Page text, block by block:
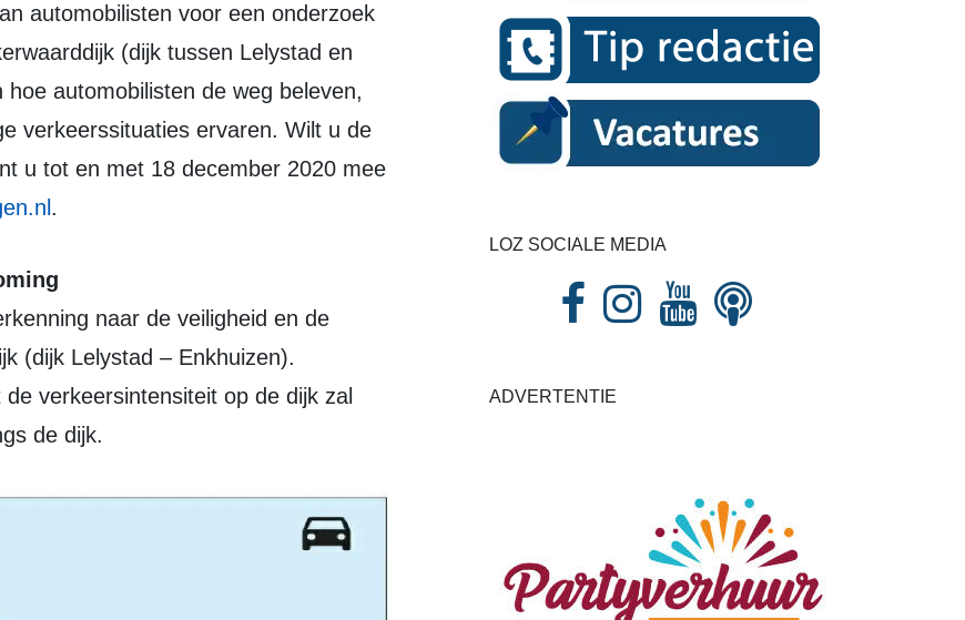
(dijk tussen Lelystad en
automobilisten de weg beleven,
verkeerssituaties ervaren. Wilt u de
u tot en met 18 december 2020 mee
.
naar de veiligheid en de
(dijk Lelystad – Enkhuizen).
verkeersintensiteit op de dijk zal
de dijk.
LOZ SOCIALE MEDIA
ADVERTENTIE